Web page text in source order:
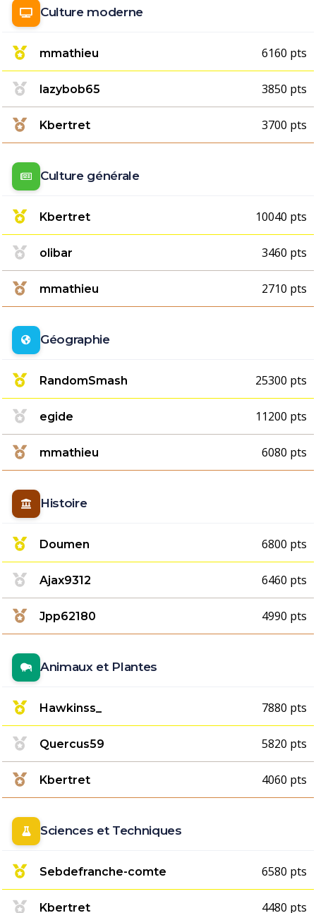
Culture moderne
mmathieu 6160 pts
lazybob65 3850 pts
Kbertret 3700 pts
Culture générale
Kbertret 10040 pts
olibar 3460 pts
mmathieu 2710 pts
Géographie
RandomSmash 25300 pts
egide 11200 pts
mmathieu 6080 pts
Histoire
Doumen 6800 pts
Ajax9312 6460 pts
Jpp62180 4990 pts
Animaux et Plantes
Hawkinss_ 7880 pts
Quercus59 5820 pts
Kbertret 4060 pts
Sciences et Techniques
Sebdefranche-comte 6580 pts
Kbertret 4480 pts